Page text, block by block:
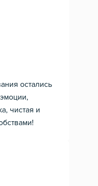
остались
чистая и